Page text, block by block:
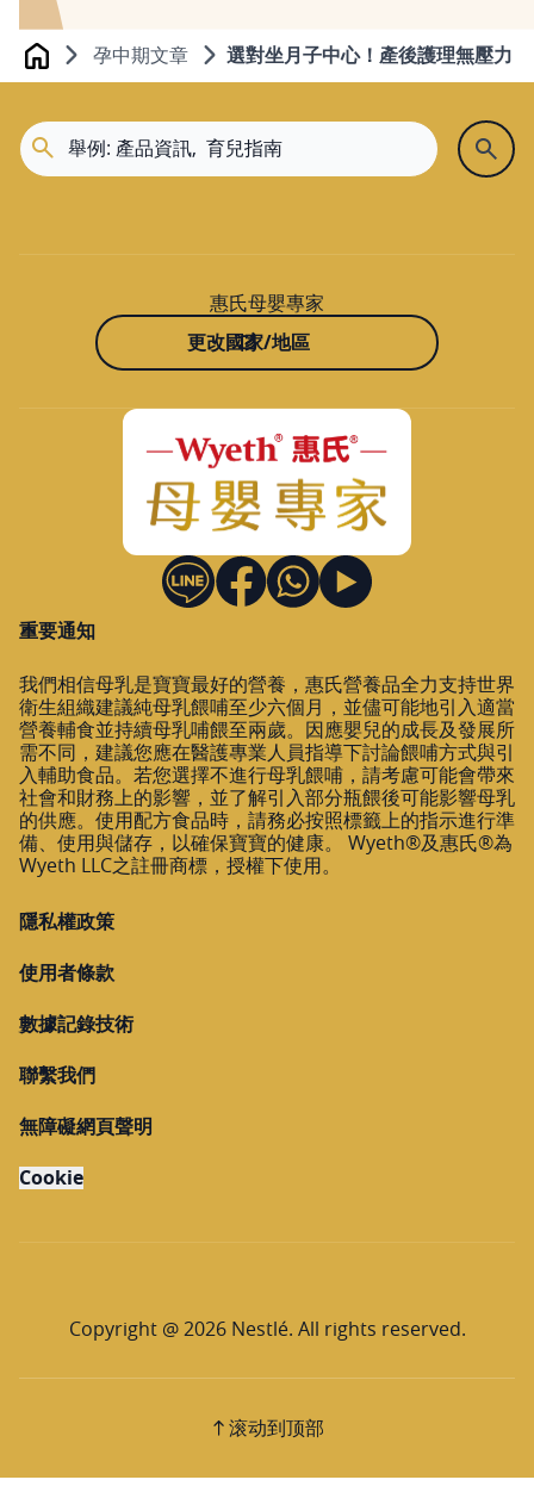
Home 孕中期文章 選對坐月子中心！產後護理無壓力
惠氏母嬰專家
更改國家/地區
重要通知
我們相信母乳是寶寶最好的營養，惠氏營養品全力支持世界
衛生組織建議純母乳餵哺至少六個月，並儘可能地引入適當
營養輔食並持續母乳哺餵至兩歲。因應嬰兒的成長及發展所
需不同，建議您應在醫護專業人員指導下討論餵哺方式與引
入輔助食品。若您選擇不進行母乳餵哺，請考慮可能會帶來
社會和財務上的影響，並了解引入部分瓶餵後可能影響母乳
的供應。使用配方食品時，請務必按照標籤上的指示進行準
備、使用與儲存，以確保寶寶的健康。 Wyeth®及惠氏®為
Wyeth LLC之註冊商標，授權下使用。
隱私權政策
使用者條款
數據記錄技術
聯繫我們
無障礙網頁聲明
Cookie
Copyright @ 2026 Nestlé. All rights reserved.
滚动到顶部